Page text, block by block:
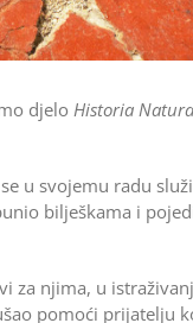
djelo Historia
u svojemu radu
bilješkama i
za njima, u
pomoći prijatelju